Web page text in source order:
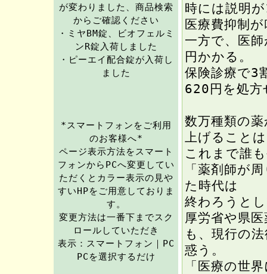
が変わりました、商品検索
からご確認ください
・ミヤBM錠、ビオフェルミ
ンR錠入荷しました
・ピーエイ配合錠が入荷し
ました
*スマートフォンをご利用
のお客様へ*
ページ表示方法をスマート
フォンからPCへ変更してい
ただくとカラー表示の見や
すいHPをご用意しておりま
す。
変更方法は一番下までスク
ロールしていただき
表示：スマートフォン｜PC
PCを選択するだけ
時には説明
医療費抑制
一方で、医
円かかる。
保険診療で3
620円を処方
数万種類の
上げること
これまで誰
「薬剤師が
た時代は
終わろうと
厚労省や県
も、現行の
惑う。
「医療の世